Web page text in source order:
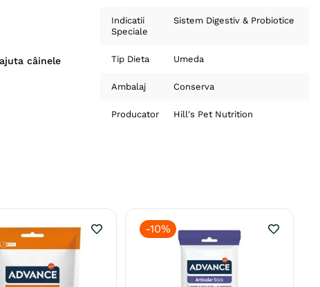
câinele
Indicatii
Speciale
Sistem Digestiv & Probiotice
Tip Dieta Umeda
Ambalaj Conserva
Producator Hill's Pet Nutrition
-10%